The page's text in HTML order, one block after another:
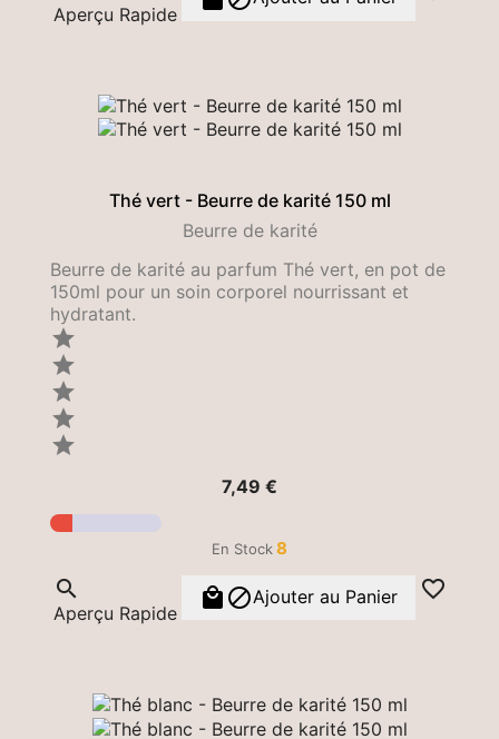
Aperçu Rapide
Thé vert - Beurre de karité 150 ml
Beurre de karité
Beurre de karité au parfum Thé vert, en pot de
150ml pour un soin corporel nourrissant et
hydratant.





7,49 €
En Stock8

Aperçu Rapide
 Ajouter au Panier 